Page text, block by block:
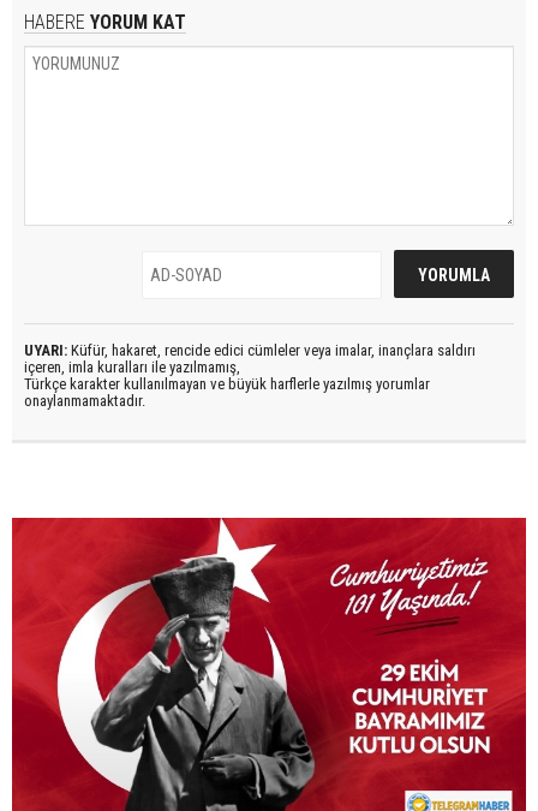
HABERE YORUM KAT
UYARI: Küfür, hakaret, rencide edici cümleler veya imalar, inançlara saldırı
içeren, imla kuralları ile yazılmamış,
Türkçe karakter kullanılmayan ve büyük harflerle yazılmış yorumlar
onaylanmamaktadır.